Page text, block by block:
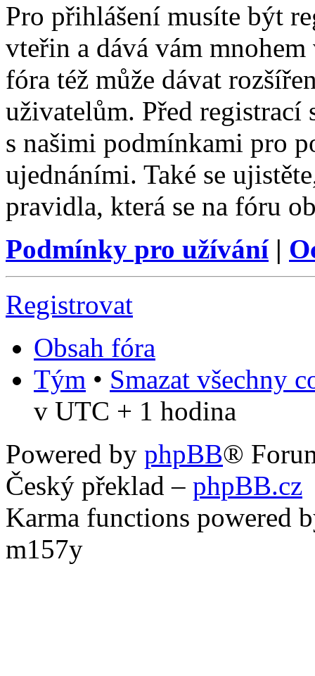
Pro přihlášení musíte být
vteřin a dává vám
fóra též může dávat
uživatelům. Před registrací
s našimi podmínkami pro
ujednáními. Také se
pravidla, která se na fóru
Podmínky pro užívání|
Registrovat
Obsah fóra
Tým • Smazat všechny
v UTC + 1 hodina
Powered by phpBB®
Český překlad – phpBB.cz
Karma functions powered
m157y